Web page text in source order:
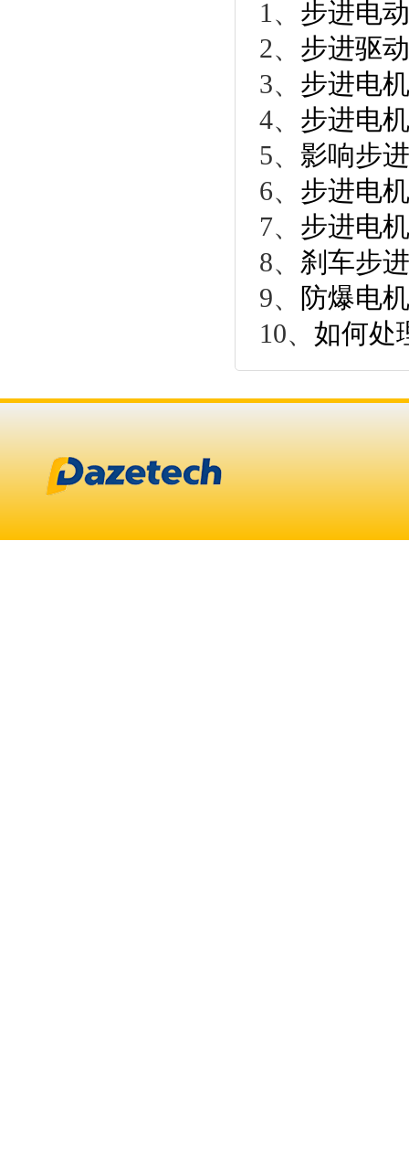
1、 步进电
2、 步进驱
3、 步进电
4、 步进电
5、 影响步
6、 步进电
7、 步进电
8、 刹车步
9、
防爆电
10、 如何处